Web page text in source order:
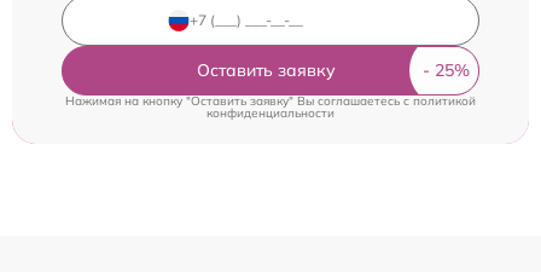
Оставить заявку
Нажимая на кнопку "Оставить заявку" Вы соглашаетесь cполитикой
конфиденциальности